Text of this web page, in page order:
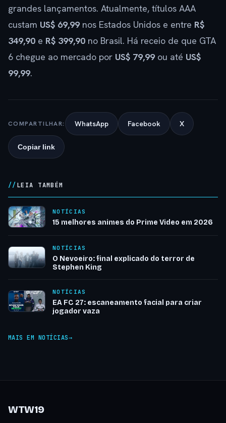
grandes lançamentos. Atualmente, títulos AAA
custam US$ 69,99nos Estados Unidos e entre R$
349,90 e R$ 399,90 no Brasil. Há receio de que GTA
6 chegue ao mercado por US$ 79,99ou até US$
99,99.
COMPARTILHAR: WhatsApp Facebook X
Copiar link
LEIA TAMBÉM
NOTÍCIAS
15 melhores animes do Prime Video em 2026
NOTÍCIAS
O Nevoeiro: final explicado do terror de
Stephen King
NOTÍCIAS
EA FC 27: escaneamento facial para criar
jogador vaza
MAIS EM NOTÍCIAS
WTW19